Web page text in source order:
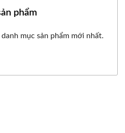
phẩm
mục sản phẩm mới nhất.